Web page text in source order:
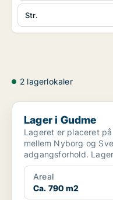
Str.
2 lagerlokaler
Lager i Gudme
Lager i Gudme
Lageret er placeret
mellem Nyborg og
adgangsforhold.
er opdelt i 2 l...
Areal
Ca. 790 m2